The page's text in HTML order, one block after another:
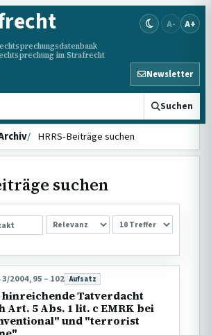
im Strafrecht
A- A+
Newsletter
Suchen
HRRS-Beiträge suchen
suchen
SORTIERUNG
3/2004, 95 – 102 Beitragsart:
Aufsatz
hinreichende Tatverdacht
Art. 5 Abs. 1 lit. c EMRK bei
und "terrorist